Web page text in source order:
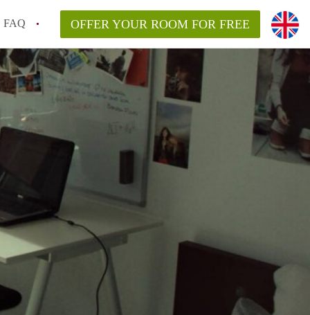
FAQ OFFER YOUR ROOM FOR FREE